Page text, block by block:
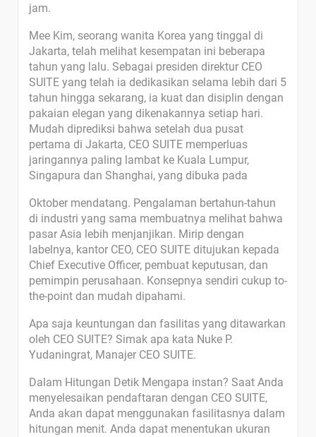
jam.
Mee Kim, seorang wanita Korea yang tinggal di
Jakarta, telah melihat kesempatan ini beberapa
tahun yang lalu. Sebagai presiden direktur CEO
SUITE yang telah ia dedikasikan selama lebih dari 5
tahun hingga sekarang, ia kuat dan disiplin dengan
pakaian elegan yang dikenakannya setiap hari.
Mudah diprediksi bahwa setelah dua pusat
pertama di Jakarta, CEO SUITE memperluas
jaringannya paling lambat ke Kuala Lumpur,
Singapura dan Shanghai, yang dibuka pada
Oktober mendatang. Pengalaman bertahun-tahun
di industri yang sama membuatnya melihat bahwa
pasar Asia lebih menjanjikan. Mirip dengan
labelnya, kantor CEO, CEO SUITE ditujukan kepada
Chief Executive Officer, pembuat keputusan, dan
pemimpin perusahaan. Konsepnya sendiri cukup to-
the-point dan mudah dipahami.
Apa saja keuntungan dan fasilitas yang ditawarkan
oleh CEO SUITE? Simak apa kata Nuke P.
Yudaningrat, Manajer CEO SUITE.
Dalam Hitungan Detik Mengapa instan? Saat Anda
menyelesaikan pendaftaran dengan CEO SUITE,
Anda akan dapat menggunakan fasilitasnya dalam
hitungan menit. Anda dapat menentukan ukuran